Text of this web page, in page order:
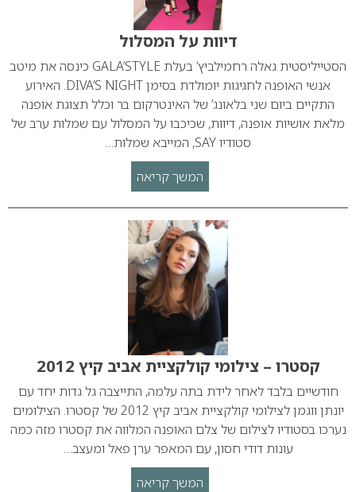
דיוות על המסלול
הסטייליסטית גאלה רחמילביץ’ בעלת GALA’STYLE כינסה את מיטב
אנשי האופנה לחגיגות יומולדת בסימן DIVA’S NIGHT. האירוע
התקיים ביום שני בלאונג’ של האינטרקום בר וכלל תצוגת אופנה
מלאת אושיות אופנה, דיוות, שכיכבו על המסלול עם שמלות ערב של
סטודיו SAY, המייבא שמלות…
המשך קריאה
קסטרו – צילומי קולקציית אביב קיץ 2012
חודשיים בלבד לאחר לידת בתה עלמה, התייצבה גל גדות יחד עם
יונתן ווגמן לצילומי קולקציית אביב קיץ 2012 של קסטרו. הצילומים
נערכו בסטודיו לצילום של צלם האופנה המלווה את קסטרו מזה כמה
עונות דודי חסון, עם המאפר ערן פאל ומעצב…
המשך קריאה